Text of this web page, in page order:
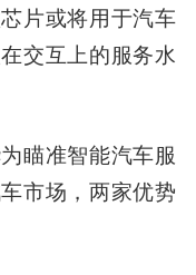
片或将用于汽车
交互上的服务水
瞄准智能汽车服
市场 ，两家优势